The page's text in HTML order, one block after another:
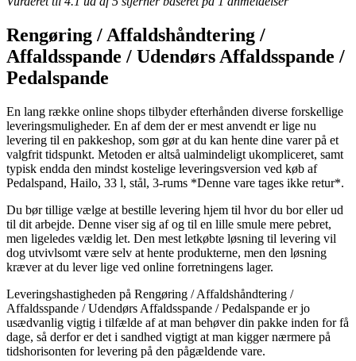
Rengøring / Affaldshåndtering /
Affaldsspande / Udendørs Affaldsspande /
Pedalspande
En lang række online shops tilbyder efterhånden diverse forskellige
leveringsmuligheder. En af dem der er mest anvendt er lige nu
levering til en pakkeshop, som gør at du kan hente dine varer på et
valgfrit tidspunkt. Metoden er altså ualmindeligt ukompliceret, samt
typisk endda den mindst kostelige leveringsversion ved køb af
Pedalspand, Hailo, 33 l, stål, 3-rums *Denne vare tages ikke retur*.
Du bør tillige vælge at bestille levering hjem til hvor du bor eller ud
til dit arbejde. Denne viser sig af og til en lille smule mere pebret,
men ligeledes vældig let. Den mest letkøbte løsning til levering vil
dog utvivlsomt være selv at hente produkterne, men den løsning
kræver at du lever lige ved online forretningens lager.
Leveringshastigheden på Rengøring / Affaldshåndtering /
Affaldsspande / Udendørs Affaldsspande / Pedalspande er jo
usædvanlig vigtig i tilfælde af at man behøver din pakke inden for få
dage, så derfor er det i sandhed vigtigt at man kigger nærmere på
tidshorisonten for levering på den pågældende vare.